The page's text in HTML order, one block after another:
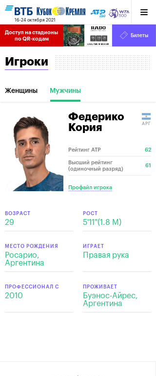
16-24 октября 2021
Доступ на стадионы
по QR-кодам
06
HRS
38
MINS
26
SECS
Билеты
Игроки
Женщины Мужчины
Федерико
Кория
АРГ
Рейтинг ATP 62
Высший рейтинг
(одиночный разряд)
61
Профайл игрока
ВОЗРАСТ
29
РОСТ
5'11"(1.8 М)
МЕСТО РОЖДЕНИЯ
Росарио,
Аргентина
ИГРАЕТ
Правая рука
ПРОФЕССИОНАЛ С
2010
ПРОЖИВАЕТ
Буэнос-Айрес,
Аргентина